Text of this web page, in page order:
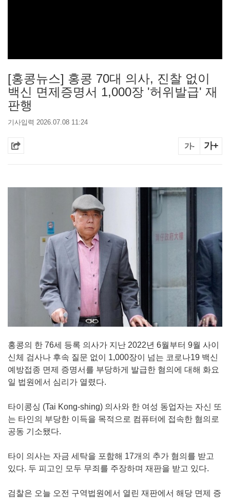
[홍콩뉴스] 홍콩 70대 의사, 진찰 없이
백신 면제증명서 1,000장 '허위발급' 재
판행
기사입력 2026.07.08 11:24
가- 가+
홍콩의 한 76세 등록 의사가 지난 2022년 6월부터 9월 사이
신체 검사나 후속 질문 없이 1,000장이 넘는 코로나19 백신
예방접종 면제 증명서를 부당하게 발급한 혐의에 대해 화요
일 법원에서 심리가 열렸다.
타이콩싱 (Tai Kong-shing) 의사와 한 여성 동업자는 자신 또
는 타인의 부당한 이득을 목적으로 컴퓨터에 접속한 혐의로
공동 기소됐다.
타이 의사는 자금 세탁을 포함해 17개의 추가 혐의를 받고
있다. 두 피고인 모두 무죄를 주장하며 재판을 받고 있다.
검찰은 오늘 오전 구역법원에서 열린 재판에서 해당 면제 증